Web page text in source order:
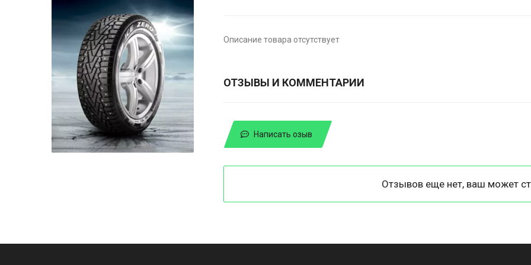
Описание товара отсутствует
ОТЗЫВЫ И КОММЕНТАРИИ
Написать озыв
Отзывов еще нет, ваш может